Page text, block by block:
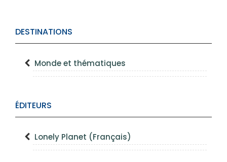
DESTINATIONS
Monde et thématiques
ÉDITEURS
Lonely Planet (Français)